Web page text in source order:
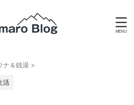
ナ＆銭湯 >
活